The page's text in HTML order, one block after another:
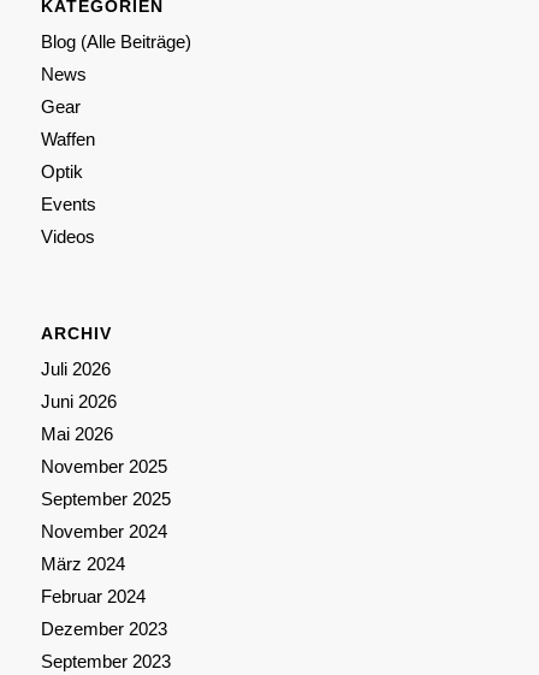
KATEGORIEN
Blog (Alle Beiträge)
News
Gear
Waffen
Optik
Events
Videos
ARCHIV
Juli 2026
Juni 2026
Mai 2026
November 2025
September 2025
November 2024
März 2024
Februar 2024
Dezember 2023
September 2023